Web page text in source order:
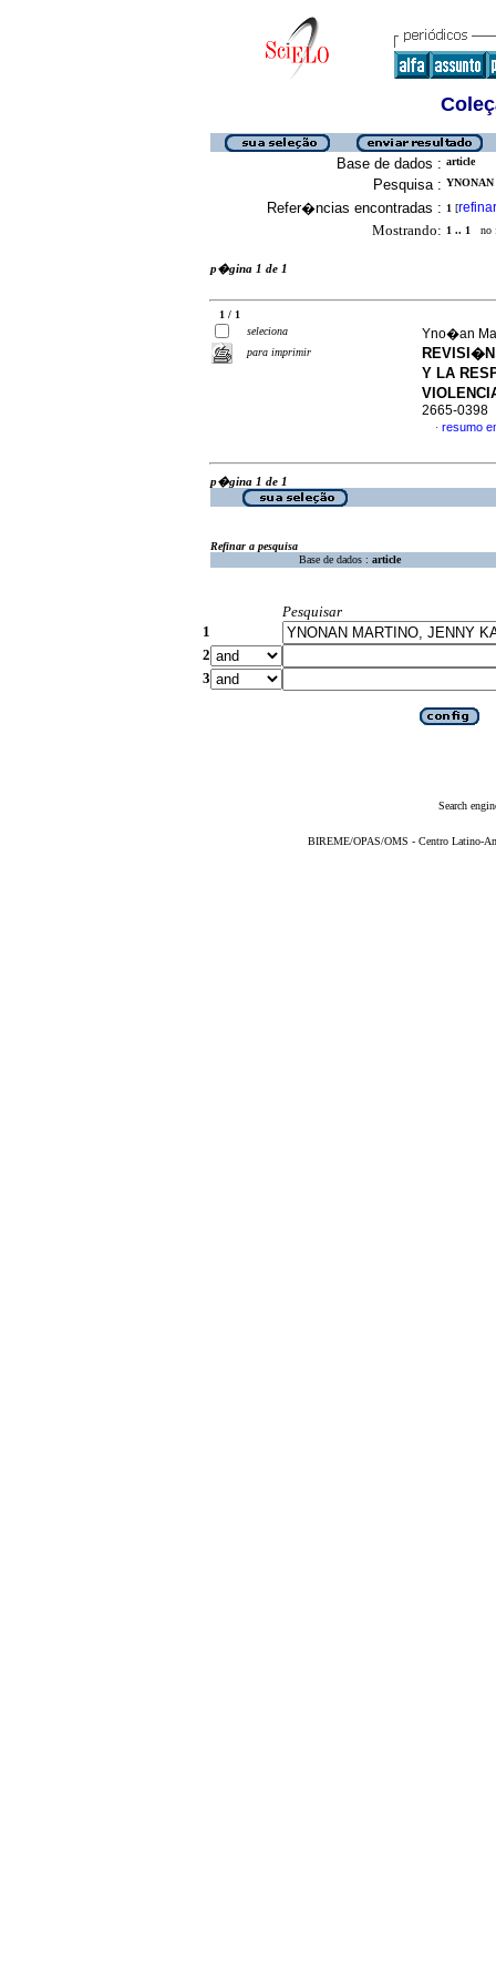
Base de dados : article
Pesquisa :
Refer�ncias encontradas : 1 [refinar
Mostrando: 1 .. 1 no
p�gina 1 de 1
1 / 1
seleciona
para imprimir
Yno�an
Y LA
2665-0398
· resumo
p�gina 1 de 1
Refinar a pesquisa
Base de dados : article
Pesquisar
1
2
3
Search
BIREME/OPAS/OMS - Centro Latino-